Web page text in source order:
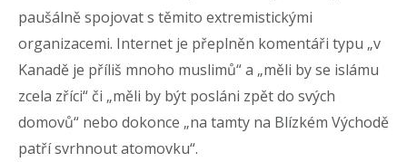
paušálně spojovat s těmito extremistickými
organizacemi. Internet je přeplněn komentáři typu „v
Kanadě je příliš mnoho muslimů“ a „měli by se islámu
zcela zříci“ či „měli by být posláni zpět do svých
domovů“ nebo dokonce „na tamty na Blízkém Východě
patří svrhnout atomovku“.